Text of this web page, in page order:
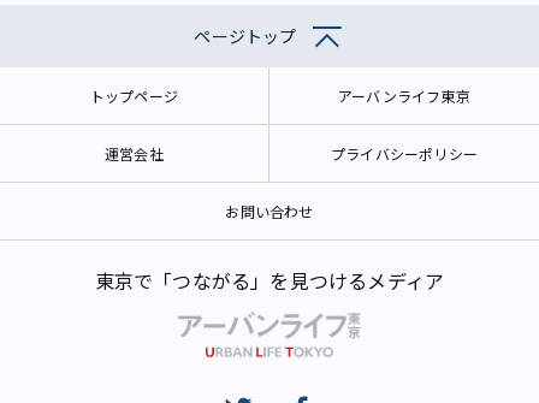
ページトップ
トップページ アーバンライフ東京
運営会社 プライバシーポリシー
お問い合わせ
東京で「つながる」を見つけるメディア